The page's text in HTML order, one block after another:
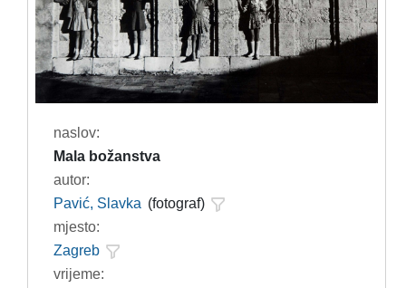
naslov:
Mala božanstva
autor:
Pavić, Slavka (fotograf)
mjesto:
Zagreb
vrijeme: